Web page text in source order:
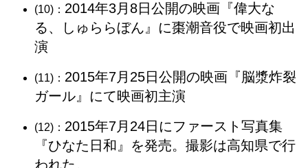
(10)： 2014年3月8日公開の映画『偉大な
る、しゅららぼん』に棗潮音役で映画初出
演
(11)： 2015年7月25日公開の映画『脳漿炸裂
ガール』にて映画初主演
(12)： 2015年7月24日にファースト写真集
『ひなた日和』を発売。撮影は高知県で行
われた。